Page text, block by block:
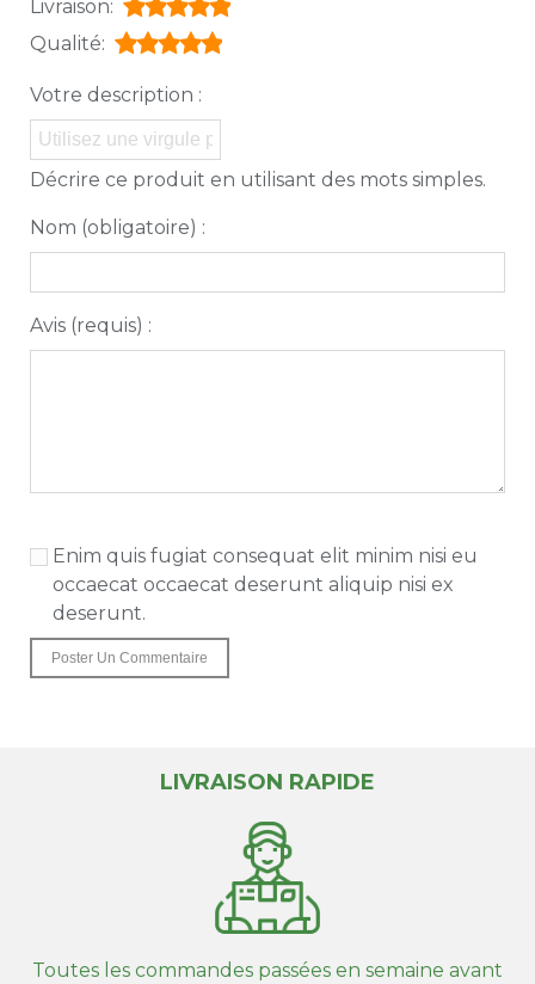
Livraison:
Qualité:
Votre description :
Décrire ce produit en utilisant des mots simples.
Nom (obligatoire) :
Avis (requis) :
Enim quis fugiat consequat elit minim nisi eu
occaecat occaecat deserunt aliquip nisi ex
deserunt.
LIVRAISON RAPIDE
Toutes les commandes passées en semaine avant